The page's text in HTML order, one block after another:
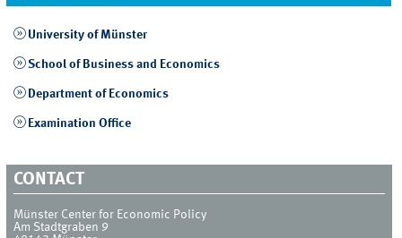
University of Münster
School of Business and Economics
Department of Economics
Examination Office
CONTACT
Münster Center for Economic Policy
Am Stadtgraben 9